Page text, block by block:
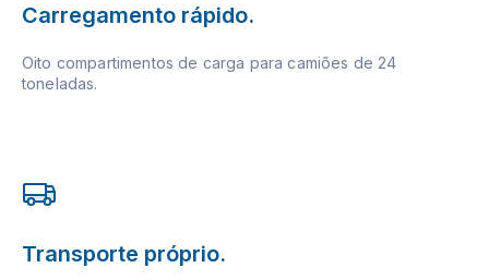
Carregamento rápido.
Oito compartimentos de carga para camiões de 24
toneladas.
Transporte próprio.